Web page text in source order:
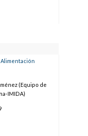
(Equipo de
IMIDA)